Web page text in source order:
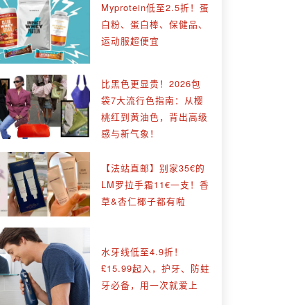
Myprotein低至2.5折！蛋
白粉、蛋白棒、保健品、
运动服超便宜
比黑色更显贵！2026包
袋7大流行色指南：从樱
桃红到黄油色，背出高级
感与新气象！
【法站直邮】别家35€的
LM罗拉手霜11€一支！香
草&杏仁椰子都有啦
水牙线低至4.9折！
£15.99起入，护牙、防蛀
牙必备，用一次就爱上